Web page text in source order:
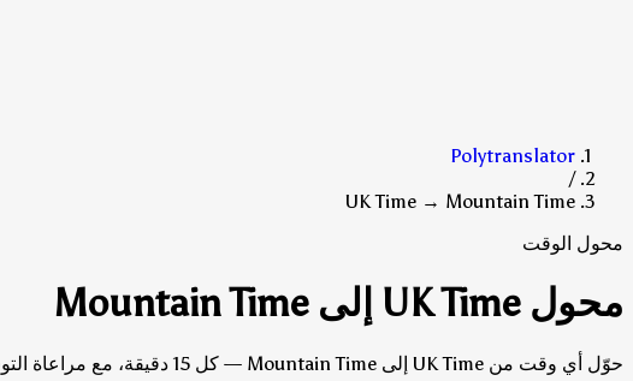
Polytranslator
/
UK Time → Mountain Time
محول الوقت
محول UK Time إلى Mountain Time
حوّل أي وقت من UK Time إلى Mountain Time — كل 15 دقيقة، مع مراعاة التوقيت الصيفي.